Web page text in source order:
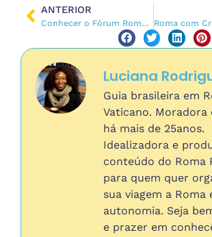
ANTERIOR
Conhecer o Fórum Romano no subterrâneo de Assis
Luciana
Guia brasileira em
Vaticano. Moradora
há mais de 25anos.
Idealizadora e
conteúdo do Roma
para quem quer
sua viagem a Roma
autonomia. Seja
e prazer em